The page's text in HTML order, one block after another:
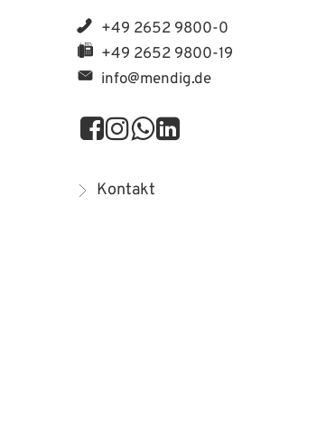
+49 2652 9800-0
+49 2652 9800-19
info@mendig.de
Kontakt